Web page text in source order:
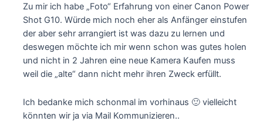
Zu mir ich habe „Foto“ Erfahrung von einer Canon Power
Shot G10. Würde mich noch eher als Anfänger einstufen
der aber sehr arrangiert ist was dazu zu lernen und
deswegen möchte ich mir wenn schon was gutes holen
und nicht in 2 Jahren eine neue Kamera Kaufen muss
weil die „alte“ dann nicht mehr ihren Zweck erfüllt.
Ich bedanke mich schonmal im vorhinaus 🙂 vielleicht
könnten wir ja via Mail Kommunizieren..